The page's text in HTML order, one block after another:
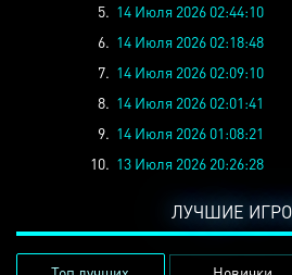
5. 14 Июля 2026 02:44:10
6. 14 Июля 2026 02:18:48
7. 14 Июля 2026 02:09:10
8. 14 Июля 2026 02:01:41
9. 14 Июля 2026 01:08:21
10. 13 Июля 2026 20:26:28
ЛУЧШИЕ